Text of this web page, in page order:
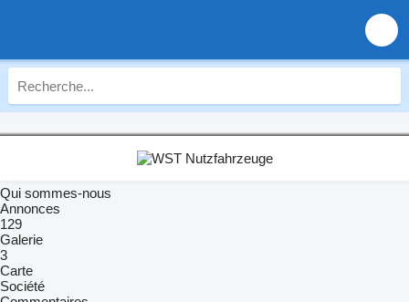
Qui sommes-nous
Annonces
129
Galerie
3
Carte
Société